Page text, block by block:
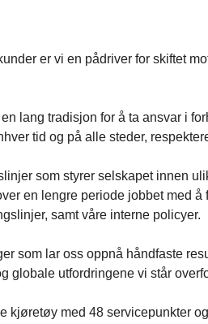
er vi en pådriver for skiftet
lang tradisjon for å ta ansvar i
tid og på alle steder,
som styrer selskapet innen
en lengre periode jobbet med
samt våre interne policyer.
som lar oss oppnå håndfaste
globale utfordringene vi står
med 48 servicepunkter